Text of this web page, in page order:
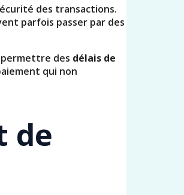
des transactions.
parfois passer par des
des délais de
qui non
de